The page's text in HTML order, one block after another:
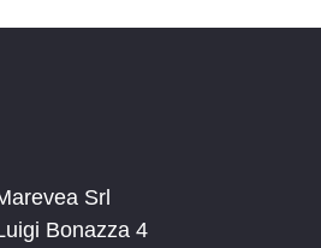
Srl
Bonazza 4